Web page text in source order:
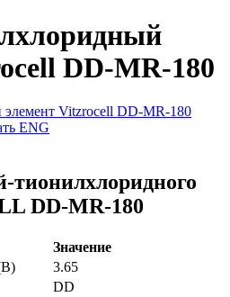
DD-MR-180
ENG
DD-MR-180
Значение
3.65
DD